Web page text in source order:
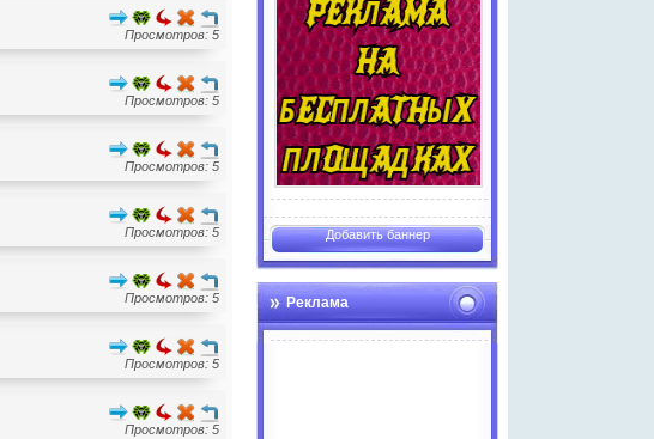
Добавить баннер
Реклама
Просмотров: 5
Просмотров: 5
Просмотров: 5
Просмотров: 5
Просмотров: 5
Просмотров: 5
Просмотров: 5